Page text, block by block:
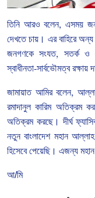
তিনি আরও বলেন, এসময়
দেখতে চায়। এর বাহিরে অন্য
জনগণকে সংযত, সতর্ক ও
স্বাধীনতা-সার্বভৌমত্ব রক্ষায়
জামায়াত আমির বলেন,
রমাদানুল কারিম অতিক্রম
অতিক্রম করছে। দীর্ঘ
নতুন বাংলাদেশ মহান আল্লাহ
হিসেবে পেয়েছি। এজন্য মহান
আ/মি